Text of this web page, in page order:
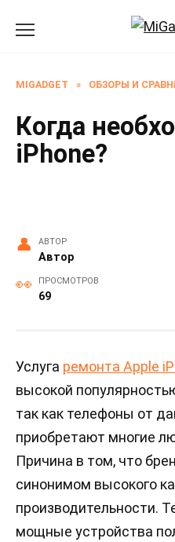
MIGADGET » ОБЗОРЫ И
Когда
iPhone?
АВТОР
Автор
ПРОСМОТРОВ
69
Услуга ремонта Apple
высокой
так как телефоны от
приобретают многие
Причина в том, что
синонимом высокого
производительности.
мощные устройства